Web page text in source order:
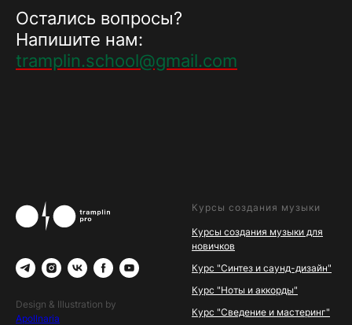
Остались вопросы?
Напишите нам:
tramplin.school@gmail.com
Design & Illustration by
Apollnaria
Курсы создания музыки
Курсы создания музыки для
новичков
Курс "Синтез и саунд-дизайн"
Курс "Ноты и аккорды"
Курс "Сведение и мастеринг"